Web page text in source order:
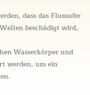
dass das Flussufer
beschädigt wird,
Wasserkörper und
werden, um ein